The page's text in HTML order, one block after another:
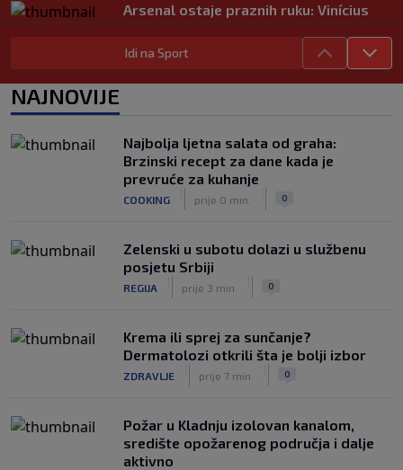
Arsenal ostaje praznih ruku: Vinícius
Júnior i Real Madrid postigli dogovor
NOGOMET
NOGOMET
| | 0
Izvinjenje s elementima prijetnje i
„gomila slabića“ u UEFA-i
Idi na Sport
NAJNOVIJE
Najbolja ljetna salata od graha:
Brzinski recept za dane kada je
prevruće za kuhanje
COOKING prije 0 min. 0
Zelenski u subotu dolazi u službenu
posjetu Srbiji
REGIJA prije 3 min. 0
Krema ili sprej za sunčanje?
Dermatolozi otkrili šta je bolji izbor
ZDRAVLJE prije 7 min. 0
Požar u Kladnju izolovan kanalom,
središte opožarenog područja i dalje
aktivno